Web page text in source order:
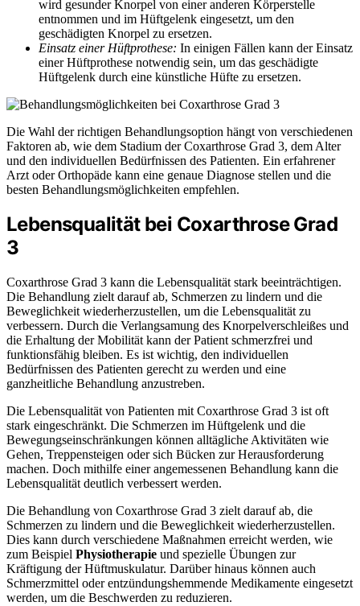
wird gesunder Knorpel von einer anderen Körperstelle
entnommen und im Hüftgelenk eingesetzt, um den
geschädigten Knorpel zu ersetzen.
Einsatz einer Hüftprothese: In einigen Fällen kann der Einsatz
einer Hüftprothese notwendig sein, um das geschädigte
Hüftgelenk durch eine künstliche Hüfte zu ersetzen.
Die Wahl der richtigen Behandlungsoption hängt von verschiedenen
Faktoren ab, wie dem Stadium der Coxarthrose Grad 3, dem Alter
und den individuellen Bedürfnissen des Patienten. Ein erfahrener
Arzt oder Orthopäde kann eine genaue Diagnose stellen und die
besten Behandlungsmöglichkeiten empfehlen.
Lebensqualität bei Coxarthrose Grad
3
Coxarthrose Grad 3 kann die Lebensqualität stark beeinträchtigen.
Die Behandlung zielt darauf ab, Schmerzen zu lindern und die
Beweglichkeit wiederherzustellen, um die Lebensqualität zu
verbessern. Durch die Verlangsamung des Knorpelverschleißes und
die Erhaltung der Mobilität kann der Patient schmerzfrei und
funktionsfähig bleiben. Es ist wichtig, den individuellen
Bedürfnissen des Patienten gerecht zu werden und eine
ganzheitliche Behandlung anzustreben.
Die Lebensqualität von Patienten mit Coxarthrose Grad 3 ist oft
stark eingeschränkt. Die Schmerzen im Hüftgelenk und die
Bewegungseinschränkungen können alltägliche Aktivitäten wie
Gehen, Treppensteigen oder sich Bücken zur Herausforderung
machen. Doch mithilfe einer angemessenen Behandlung kann die
Lebensqualität deutlich verbessert werden.
Die Behandlung von Coxarthrose Grad 3 zielt darauf ab, die
Schmerzen zu lindern und die Beweglichkeit wiederherzustellen.
Dies kann durch verschiedene Maßnahmen erreicht werden, wie
zum Beispiel Physiotherapie und spezielle Übungen zur
Kräftigung der Hüftmuskulatur. Darüber hinaus können auch
Schmerzmittel oder entzündungshemmende Medikamente eingesetzt
werden, um die Beschwerden zu reduzieren.